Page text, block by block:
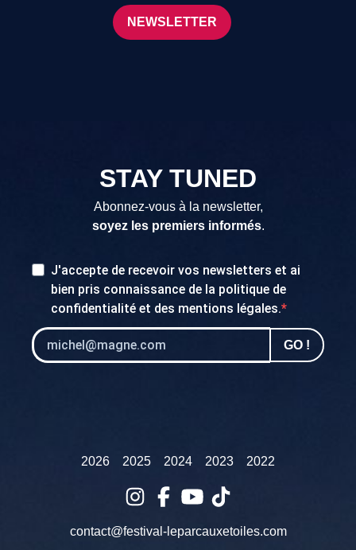
NEWSLETTER
STAY TUNED
Abonnez-vous à la newsletter,
soyez les premiers informés.
J'accepte de recevoir vos newsletters et ai
bien pris connaissance de la politique de
confidentialité et des mentions légales.
GO !
2026 2025 2024 2023 2022
contact@festival-leparcauxetoiles.com